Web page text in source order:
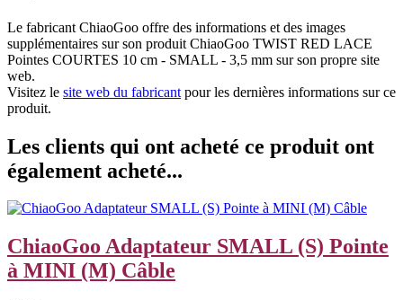
Le fabricant ChiaoGoo offre des informations et des images
supplémentaires sur son produit ChiaoGoo TWIST RED LACE
Pointes COURTES 10 cm - SMALL - 3,5 mm sur son propre site
web.
Visitez le site web du fabricant pour les dernières informations sur ce
produit.
Les clients qui ont acheté ce produit ont
également acheté...
ChiaoGoo Adaptateur SMALL (S) Pointe
à MINI (M) Câble